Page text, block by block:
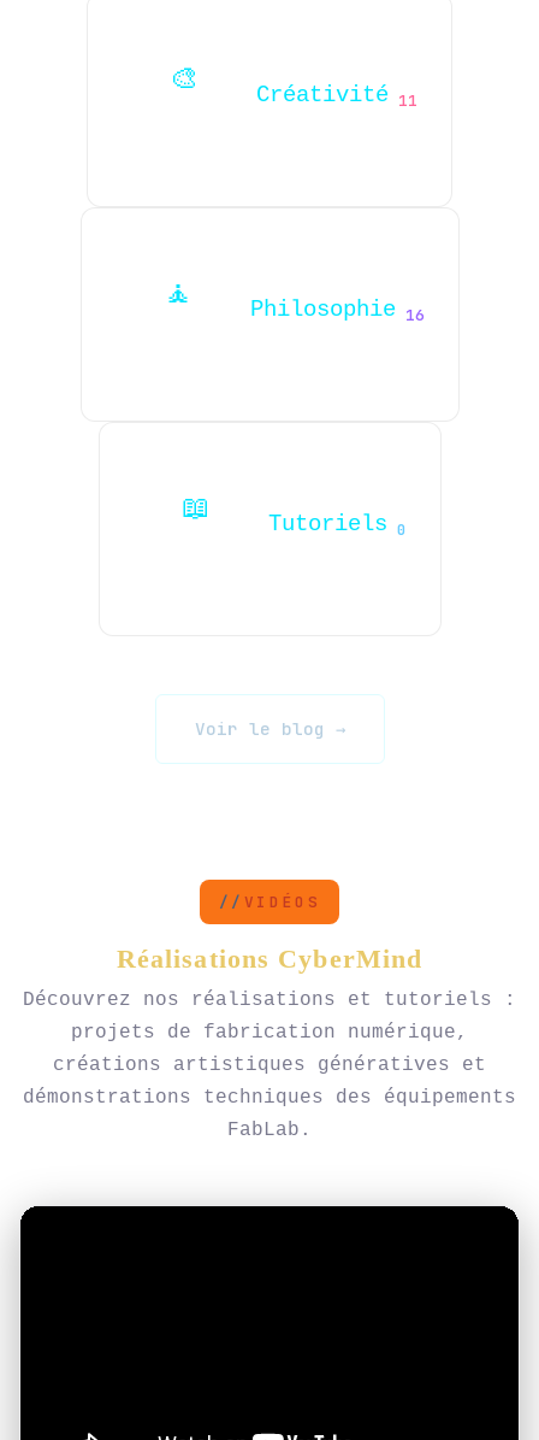
🎨 Créativité 11
🧘 Philosophie 16
📖 Tutoriels 0
Voir le blog →
VIDÉOS
Réalisations CyberMind
Découvrez nos réalisations et tutoriels :
projets de fabrication numérique,
créations artistiques génératives et
démonstrations techniques des équipements
FabLab.